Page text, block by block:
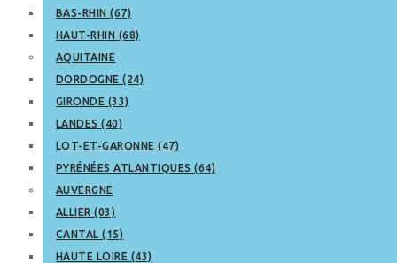
BAS-RHIN (67)
HAUT-RHIN (68)
AQUITAINE
DORDOGNE (24)
GIRONDE (33)
LANDES (40)
LOT-ET-GARONNE (47)
PYRÉNÉES ATLANTIQUES (64)
AUVERGNE
ALLIER (03)
CANTAL (15)
HAUTE LOIRE (43)